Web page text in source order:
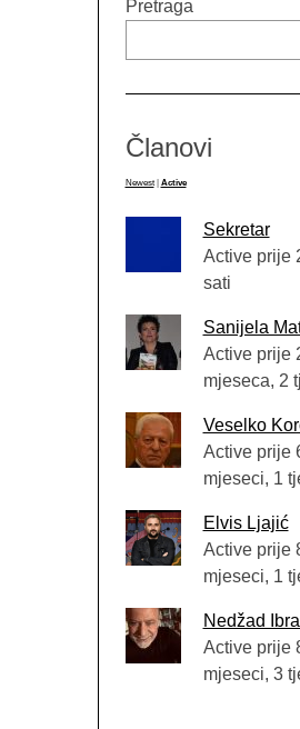
Pretraga
Članovi
Newest Active
Sekretar
Active prije
sati
Sanijela
Active prije
mjeseca, 2
Veselko
Active prije
mjeseci, 1
Elvis Ljajić
Active prije
mjeseci, 1
Nedžad
Active prije
mjeseci, 3